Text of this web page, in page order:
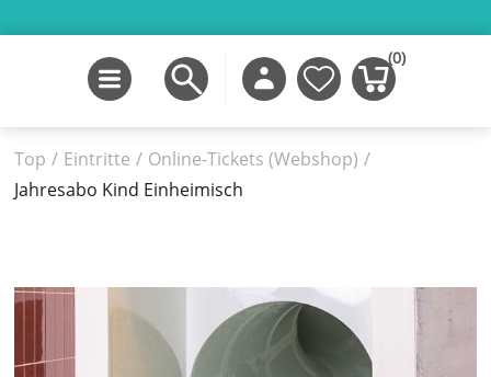
(0)
Top / Eintritte / Online-Tickets (Webshop) /
Jahresabo Kind Einheimisch